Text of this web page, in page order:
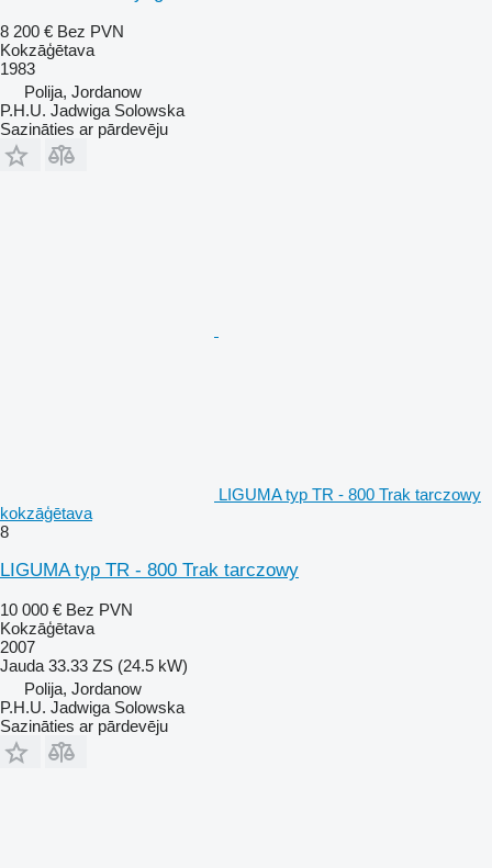
8 200 € Bez PVN
Kokzāģētava
1983
Polija, Jordanow
P.H.U. Jadwiga Solowska
Sazināties ar pārdevēju
LIGUMA typ TR - 800 Trak tarczowy
kokzāģētava
8
LIGUMA typ TR - 800 Trak tarczowy
10 000 € Bez PVN
Kokzāģētava
2007
Jauda 33.33 ZS (24.5 kW)
Polija, Jordanow
P.H.U. Jadwiga Solowska
Sazināties ar pārdevēju